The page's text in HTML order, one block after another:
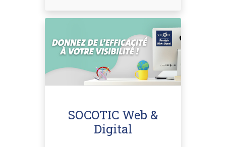
SOCOTIC Web &
Digital